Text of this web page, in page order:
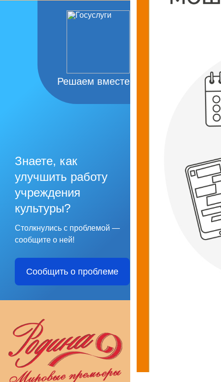
Решаем вместе
Знаете, как
улучшить работу
учреждения
культуры?
Столкнулись с проблемой —
сообщите о ней!
Сообщить о проблеме